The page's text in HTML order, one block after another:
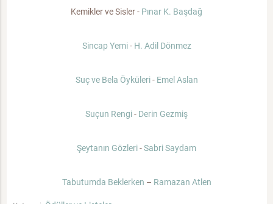
Kemikler ve Sisler - Pınar K. Başdağ
Sincap Yemi- H. Adil Dönmez
Suç ve Bela Öyküleri- Emel Aslan
Suçun Rengi- Derin Gezmiş
Şeytanın Gözleri-Sabri Saydam
Tabutumda Beklerken – Ramazan Atlen